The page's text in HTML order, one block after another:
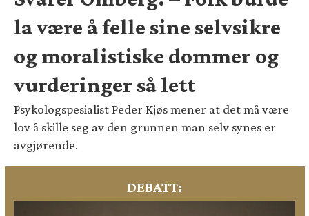
la være å felle sine selvsikre
og moralistiske dommer og
vurderinger så lett
Psykologspesialist Peder Kjøs mener at det må være
lov å skille seg av den grunnen man selv synes er
avgjørende.
DEBATT: